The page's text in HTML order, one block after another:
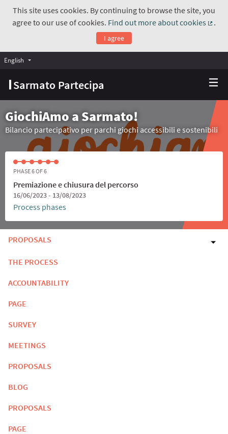
This site uses cookies. By continuing to browse the site, you
agree to our use of cookies. Find out more about cookies
.
I agree
Sarmato Partecipa
English Choose language
GiochiAmo a Sarmato!
Bilancio partecipativo per parchi giochi accessibili e sostenibili
PHASE 6 OF 6
Premiazione e chiusura del percorso
16/06/2023 - 13/08/2023
Process phases
PROPOSALS
THE PROCESS
ACCOUNTABILITY
PAGE
SURVEY
MEETINGS
PROPOSALS
BLOG
PROPOSALS
PAGE